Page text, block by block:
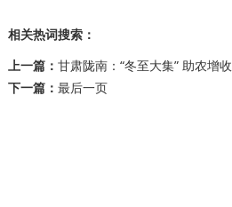
相关热词搜索：
上一篇： 甘肃陇南：“冬至大集” 助农增收
下一篇： 最后一页